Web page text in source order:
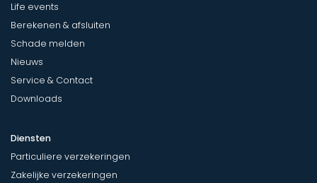
Life events
Berekenen & afsluiten
Schade melden
Nieuws
Service & Contact
Downloads
Diensten
Particuliere verzekeringen
Zakelijke verzekeringen